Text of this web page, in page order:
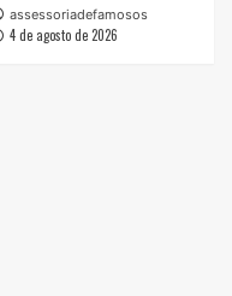
assessoriadefamosos
4 de agosto de 2026